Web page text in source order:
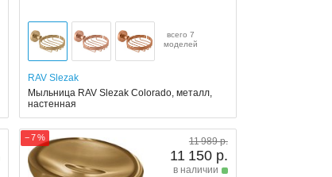
всего 7
моделей
RAV Slezak
Мыльница RAV Slezak Colorado, металл,
настенная
− 7 % 11 989 р.
11 150 р.
в наличии